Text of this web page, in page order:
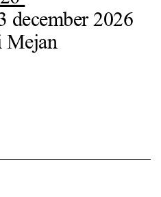
december 2026
Mejan